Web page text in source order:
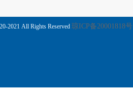
2021 All Rights Reserved 琼ICP备20001818号